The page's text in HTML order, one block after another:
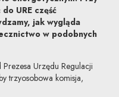
URE część
jak wygląda
w podobnych
Urzędu Regulacji
trzyosobowa komisja,